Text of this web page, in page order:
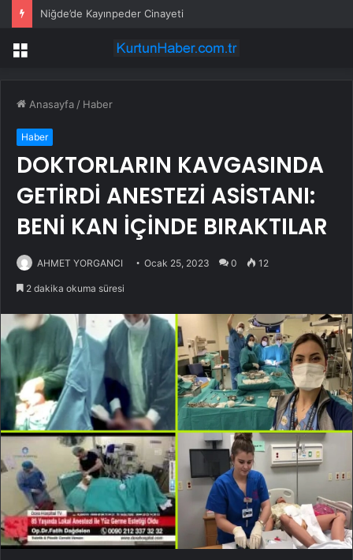
Niğde’de Kayınpeder Cinayeti
Menü
Anasayfa / Haber
Haber
DOKTORLARIN KAVGASINDA
GETİRDİ ANESTEZİ ASİSTANI:
BENİ KAN İÇİNDE BIRAKTILAR
AHMET YORGANCI Ocak 25, 2023 0 12
2 dakika okuma süresi